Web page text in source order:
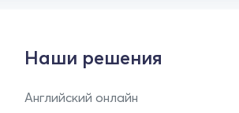
Наши решения
Английский онлайн